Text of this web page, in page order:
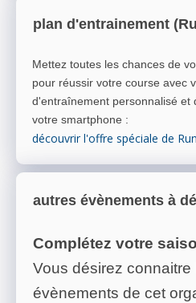
plan d'entrainement
Mettez toutes les chances de
pour réussir votre course avec
d'entraînement personnalisé et
votre smartphone :
découvrir l'offre spéciale de
autres évènements à
Complétez votre
Vous désirez connaitre
évènements de cet